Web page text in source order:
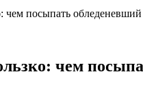
чем посыпать
чем